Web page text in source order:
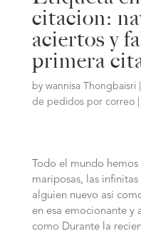
citacion:
aciertos y
primera
by wannisa Thongbaisri
de pedidos por correo|
Todo el mundo
mariposas, las
alguien nuevo asi­
en esa emocionante y
como Durante la